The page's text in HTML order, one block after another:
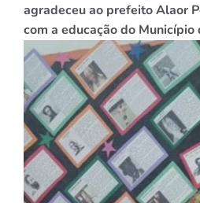
agradeceu ao prefeito Alaor
com a educação do Município